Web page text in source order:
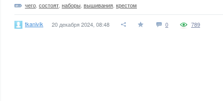
чего состоят наборы вышивания крестом
tkanivik 20 декабря 2024, 08:48 0 789